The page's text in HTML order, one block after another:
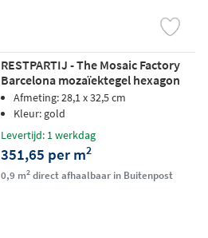
RESTPARTIJ - The Mosaic Factory
Barcelona mozaïektegel hexagon
5,1x5,9cm - Gold Matt Metalic matt
Afmeting: 28,1 x 32,5 cm
Kleur: gold
Levertijd: 1 werkdag
351,65 per m2
0,9 m2direct afhaalbaar in Buitenpost